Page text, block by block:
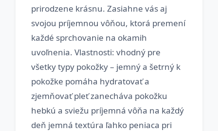
prirodzene krásnu. Zasiahne vás aj
svojou príjemnou vôňou, ktorá premení
každé sprchovanie na okamih
uvoľnenia. Vlastnosti: vhodný pre
všetky typy pokožky – jemný a šetrný k
pokožke pomáha hydratovať a
zjemňovať pleť zanecháva pokožku
hebkú a sviežu príjemná vôňa na každý
deň jemná textúra ľahko peniaca pri